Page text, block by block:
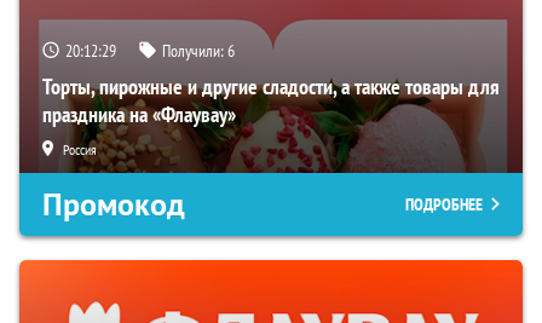
20:12:28 Получили:6
Торты, пирожные и другие сладости, а также товары для
праздника на «Флаувау»
Россия
Промокод ПОДРОБНЕЕ